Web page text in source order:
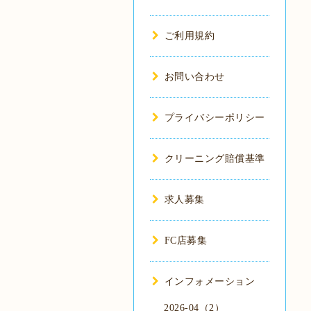
ご利用規約
お問い合わせ
プライバシーポリシー
クリーニング賠償基準
求人募集
FC店募集
インフォメーション
2026-04（2）